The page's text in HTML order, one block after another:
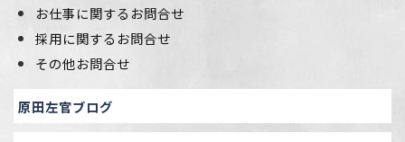
お仕事に関するお問合せ
採用に関するお問合せ
その他お問合せ
原田左官ブログ